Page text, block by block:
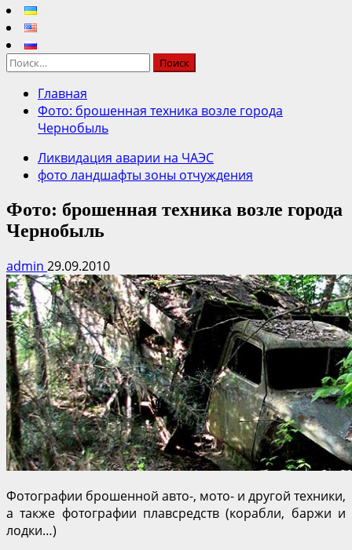
Найти:
Главная
Фото: брошенная техника возле города
Чернобыль
Ликвидация аварии на ЧАЭС
фото ландшафты зоны отчуждения
Фото: брошенная техника возле города
Чернобыль
admin 29.09.2010
Фотографии брошенной авто-, мото- и другой техники,
а также фотографии плавсредств (корабли, баржи и
лодки…)